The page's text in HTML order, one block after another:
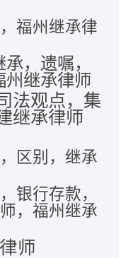
福州继承律
，遗嘱，
州继承律师
法观点，集
继承律师
区别，继承
银行存款，
，福州继承
师